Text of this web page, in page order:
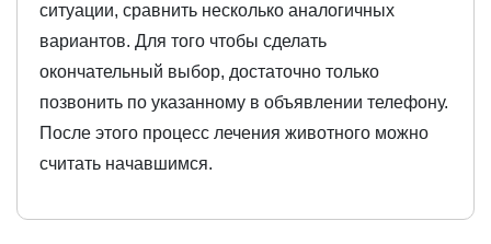
ситуации, сравнить несколько аналогичных
вариантов. Для того чтобы сделать
окончательный выбор, достаточно только
позвонить по указанному в объявлении телефону.
После этого процесс лечения животного можно
считать начавшимся.